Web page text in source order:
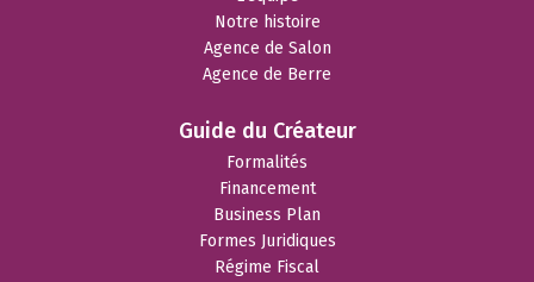
Notre histoire
Agence de Salon
Agence de Berre
Guide du Créateur
Formalités
Financement
Business Plan
Formes Juridiques
Régime Fiscal